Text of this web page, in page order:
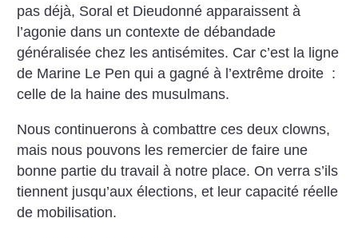
pas déjà, Soral et Dieudonné apparaissent à
l’agonie dans un contexte de débandade
généralisée chez les antisémites. Car c’est la ligne
de Marine Le Pen qui a gagné à l’extrême droite :
celle de la haine des musulmans.
Nous continuerons à combattre ces deux clowns,
mais nous pouvons les remercier de faire une
bonne partie du travail à notre place. On verra s’ils
tiennent jusqu’aux élections, et leur capacité réelle
de mobilisation.